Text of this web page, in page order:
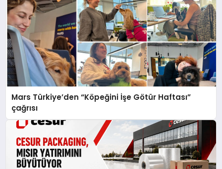
Mars Türkiye’den “Köpeğini İşe Götür Haftası”
çağrısı